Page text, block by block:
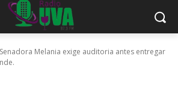
Senadora Melania exige auditoria antes entregar